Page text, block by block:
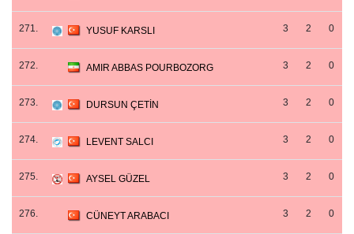
271. YUSUF KARSLI 3 2 0
272. AMIR ABBAS POURBOZORG 3 2 0
273. DURSUN ÇETİN 3 2 0
274. LEVENT SALCI 3 2 0
275. AYSEL GÜZEL 3 2 0
276. CÜNEYT ARABACI 3 2 0